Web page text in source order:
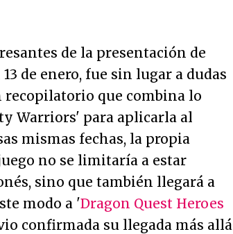
de la presentación de
13 de enero, fue sin lugar a dudas
recopilatorio que combina lo
Warriors' para aplicarla al
mismas fechas, la propia
no se limitaría a estar
sino que también llegará a
modo a 'Dragon Quest Heroes
confirmada su llegada más allá